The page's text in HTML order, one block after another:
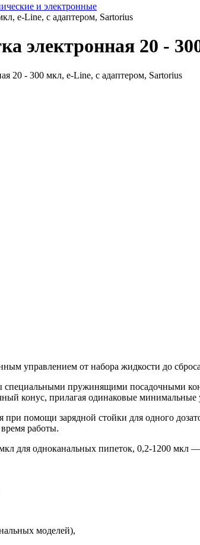
и электронные
e-Line, с адаптером, Sartorius
электронная 20 -
управлением от набора жидкости до
специальными пружинящими посадочными
конус, прилагая одинаковые минимальные
при помощи зарядной стойки для одного
работы.
для одноканальных пипеток, 0,2-1200 мкл
моделей),